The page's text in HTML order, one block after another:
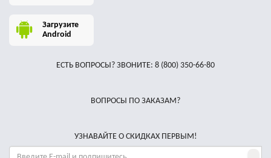
Загрузите
Android
ЕСТЬ ВОПРОСЫ? ЗВОНИТЕ: 8 (800) 350-66-80
ВОПРОСЫ ПО ЗАКАЗАМ?
УЗНАВАЙТЕ О СКИДКАХ ПЕРВЫМ!